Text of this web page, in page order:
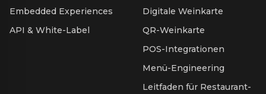
Embedded Experiences
API & White-Label
Digitale Weinkarte
QR-Weinkarte
POS-Integrationen
Menü-Engineering
Leitfaden für Restaurant-